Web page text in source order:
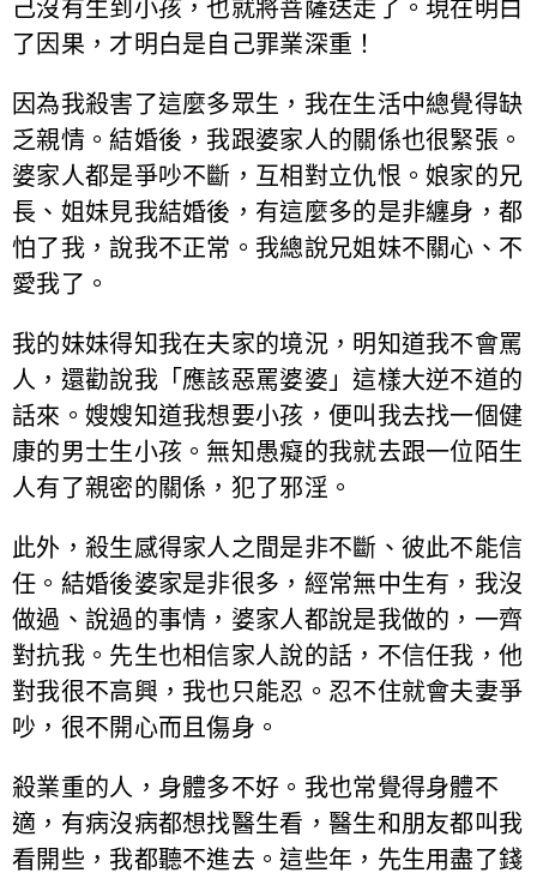
己沒有生到小孩，也就將菩薩送走了。現在明白
了因果，才明白是自己罪業深重！
因為我殺害了這麼多眾生，我在生活中總覺得缺
乏親情。結婚後，我跟婆家人的關係也很緊張。
婆家人都是爭吵不斷，互相對立仇恨。娘家的兄
長、姐妹見我結婚後，有這麼多的是非纏身，都
怕了我，說我不正常。我總說兄姐妹不關心、不
愛我了。
我的妹妹得知我在夫家的境況，明知道我不會罵
人，還勸說我「應該惡罵婆婆」這樣大逆不道的
話來。嫂嫂知道我想要小孩，便叫我去找一個健
康的男士生小孩。無知愚癡的我就去跟一位陌生
人有了親密的關係，犯了邪淫。
此外，殺生感得家人之間是非不斷、彼此不能信
任。結婚後婆家是非很多，經常無中生有，我沒
做過、說過的事情，婆家人都說是我做的，一齊
對抗我。先生也相信家人說的話，不信任我，他
對我很不高興，我也只能忍。忍不住就會夫妻爭
吵，很不開心而且傷身。
殺業重的人，身體多不好。我也常覺得身體不
適，有病沒病都想找醫生看，醫生和朋友都叫我
看開些，我都聽不進去。這些年，先生用盡了錢